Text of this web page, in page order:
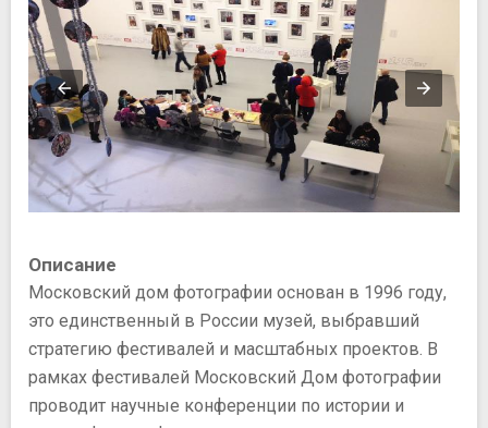
Описание
Московский дом фотографии основан в 1996 году,
это единственный в России музей, выбравший
стратегию фестивалей и масштабных проектов. В
рамках фестивалей Московский Дом фотографии
проводит научные конференции по истории и